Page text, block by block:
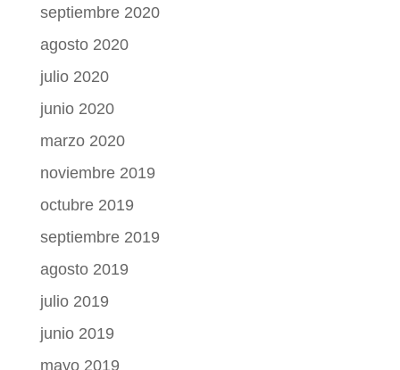
septiembre 2020
agosto 2020
julio 2020
junio 2020
marzo 2020
noviembre 2019
octubre 2019
septiembre 2019
agosto 2019
julio 2019
junio 2019
mayo 2019